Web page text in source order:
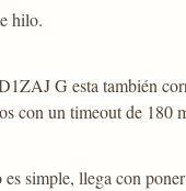
hilo.
G esta también
con un timeout de 180
simple, llega con